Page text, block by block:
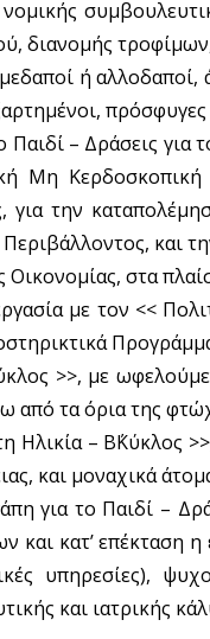
διανομής
ή
πρόσφυγες
Παιδί – Δράσεις
Μη
για την
και
Οικονομίας, στα
με τον <<
>>, με
από τα όρια της
Ηλικία – Β΄Κύκλος
και μοναχικά
για το Παιδί –
κατ’ επέκταση
υπηρεσίες),
και ιατρικής